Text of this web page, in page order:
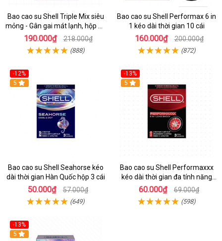
Bao cao su Shell Triple Mix siêu
mỏng - Gân gai mát lạnh, hộp 12
cái
190.000₫ 218.000₫
(888)
Bao cao su Shell Performax 6 in
1 kéo dài thời gian 10 cái
160.000₫ 200.000₫
(872)
-12%
Hot
5
Bao cao su Shell Seahorse kéo
dài thời gian Hàn Quốc hộp 3 cái
50.000₫ 57.000₫
(649)
-13%
Hot
5
Bao cao su Shell Performaxxx
kéo dài thời gian đa tính năng
Hàn
60.000₫ 69.000₫
(598)
-13%
Hot
5